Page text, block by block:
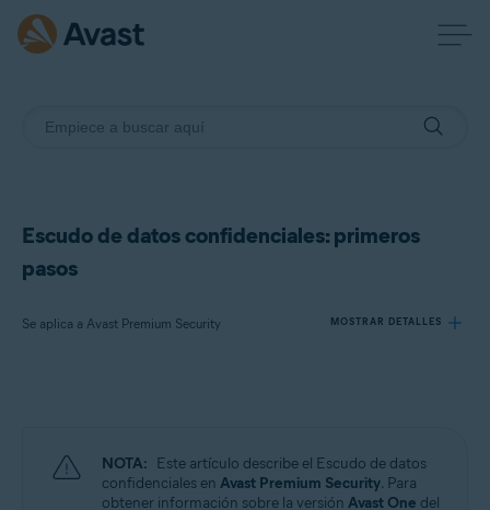
Escudo de datos confidenciales: primeros
pasos
Se aplica a Avast Premium Security MOSTRAR DETALLES
Sistemas operativos:
NOTA: Este artículo describe el Escudo de datos
confidenciales en Avast Premium Security. Para
obtener información sobre la versión Avast One del